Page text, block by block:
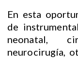
En esta
de
neonatal,
neurocirugía,